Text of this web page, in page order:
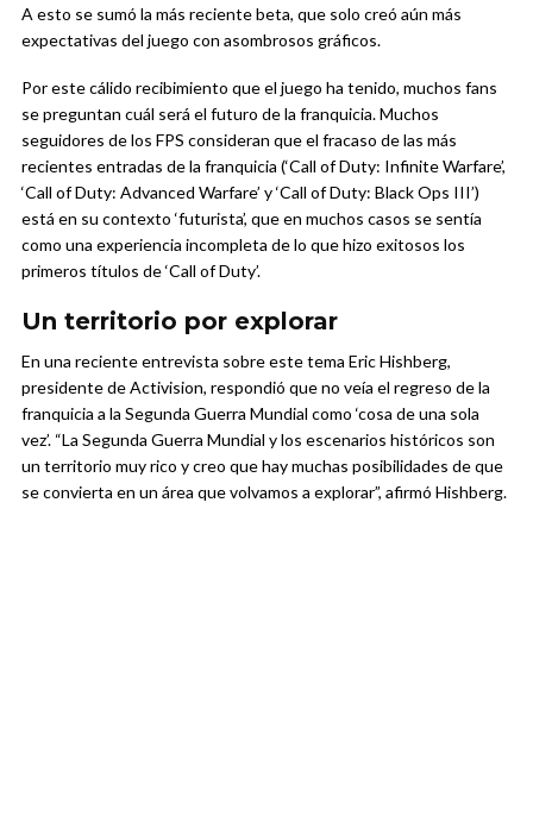
A esto se sumó la más reciente beta, que solo creó aún más
expectativas del juego con asombrosos gráficos.
Por este cálido recibimiento que el juego ha tenido, muchos fans
se preguntan cuál será el futuro de la franquicia. Muchos
seguidores de los FPS consideran que el fracaso de las más
recientes entradas de la franquicia (‘Call of Duty: Infinite Warfare’,
‘Call of Duty: Advanced Warfare’ y ‘Call of Duty: Black Ops III’)
está en su contexto ‘futurista’, que en muchos casos se sentía
como una experiencia incompleta de lo que hizo exitosos los
primeros títulos de ‘Call of Duty’.
Un territorio por explorar
En una reciente entrevista sobre este tema Eric Hishberg,
presidente de Activision, respondió que no veía el regreso de la
franquicia a la Segunda Guerra Mundial como ‘cosa de una sola
vez’. “La Segunda Guerra Mundial y los escenarios históricos son
un territorio muy rico y creo que hay muchas posibilidades de que
se convierta en un área que volvamos a explorar”, afirmó Hishberg.